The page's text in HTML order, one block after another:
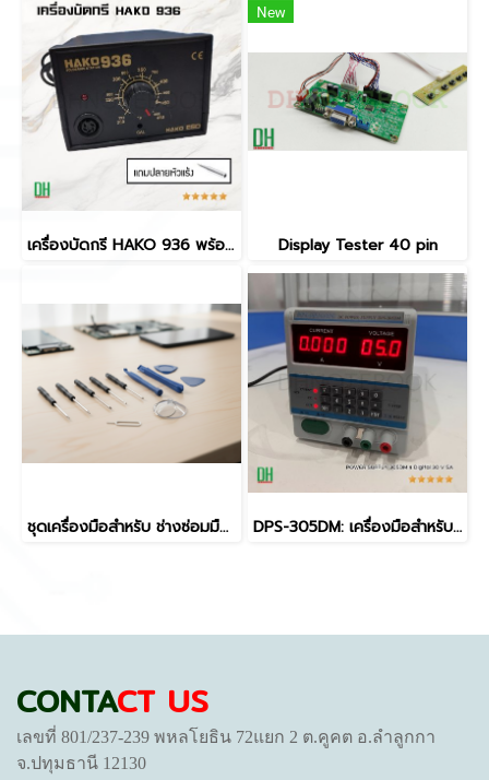
เครื่องบัดกรี HAKO 936 พร้อมหัวบัดกรี HAKO 907 ปรับอุณหภูมิได้ 200-480°C รองรับงานซ่อมแซมอิเล็กทรอนิกส์ ระบบ ESD SAFE
New
Display Tester 40 pin
ชุดเครื่องมือสำหรับ ช่างซ่อมมือถือ/Gadget ช่างอิเล็กทรอนิกส์ DIY แกะเครื่อง, ซ่อมจอ, เปลี่ยนแบต ได้ในชุดเดียว DPS-305DM: เครื่องมือสำหรับช่างซ่อมมือถือ ฟังก์ชันครบครัน ใช้งานง่าย เครื่อง POWER SUPPLY 305DM 4 Digital 30 V 5A
CONTACT US
เลขที่ 801/237-239 พหลโยธิน 72แยก 2 ต.คูคต อ.ลำลูกกา
จ.ปทุมธานี 12130